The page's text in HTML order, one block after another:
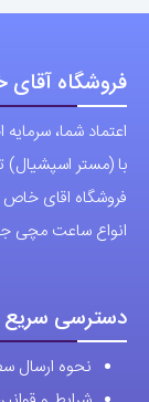
با (مستر اسپشیال)
انواع ساعت مچی
دسترسی سریع
شرایط و قوانین
درباره اقای
پرسش های